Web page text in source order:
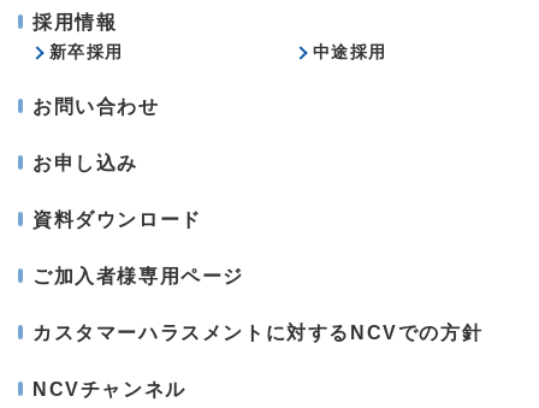
採用情報
新卒採用 中途採用
お問い合わせ
お申し込み
資料ダウンロード
ご加入者様専用ページ
カスタマーハラスメントに対するNCVでの方針
NCVチャンネル